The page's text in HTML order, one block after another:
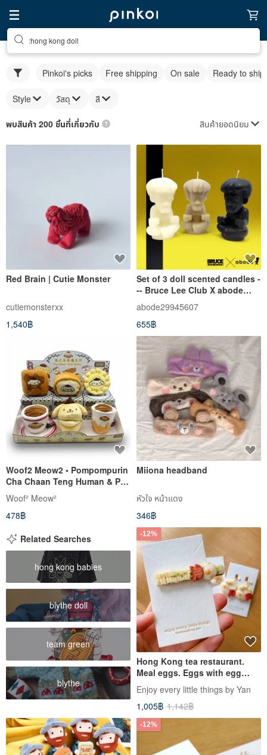
:hong kong doll
Pinkoi's picks Free shipping On sale Ready to ship
Style วัสดุ สี
พบสินค้า 200 ชิ้นที่เกี่ยวกับ สินค้ายอดนิยม
Red Brain | Cutie Monster
cutiemonsterxx
1,540฿
Set of 3 doll scented candles -
-- Bruce Lee Club X abode
series
abode29945607
655฿
Woof2 Meow2 • Pompompurin
Cha Chaan Teng Human & Pet
Toy Series Blind Box
Woof² Meow²
478฿
Miiona headband
หัวใจ หน้าแดง
346฿
Related Searches
hong kong babies
blythe doll
team green
blythe
-12%
Hong Kong tea restaurant.
Meal eggs. Eggs with egg
noodles. Handmade hairpins
(in stock)
Enjoy every little things by Yan
1,005฿ 1,142฿
-12%